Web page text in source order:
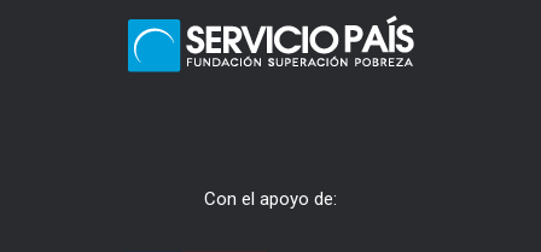
Con el apoyo de: